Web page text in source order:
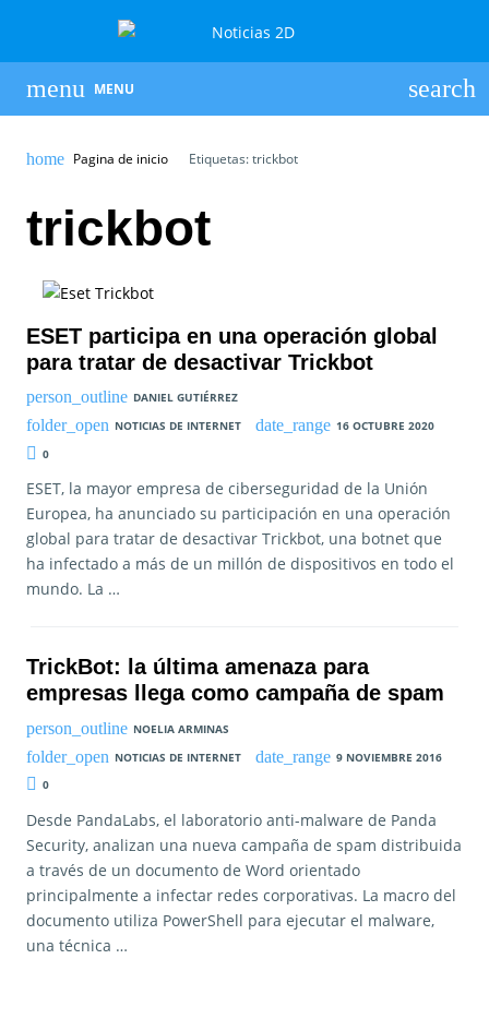
MENU
Pagina de inicio Etiquetas: trickbot
trickbot
ESET participa en una operación global
para tratar de desactivar Trickbot
DANIEL GUTIÉRREZ
NOTICIAS DE INTERNET
16 OCTUBRE 2020
0
ESET, la mayor empresa de ciberseguridad de la Unión
Europea, ha anunciado su participación en una operación
global para tratar de desactivar Trickbot, una botnet que
ha infectado a más de un millón de dispositivos en todo el
mundo. La …
TrickBot: la última amenaza para
empresas llega como campaña de spam
NOELIA ARMINAS
NOTICIAS DE INTERNET
9 NOVIEMBRE 2016
0
Desde PandaLabs, el laboratorio anti-malware de Panda
Security, analizan una nueva campaña de spam distribuida
a través de un documento de Word orientado
principalmente a infectar redes corporativas. La macro del
documento utiliza PowerShell para ejecutar el malware,
una técnica …